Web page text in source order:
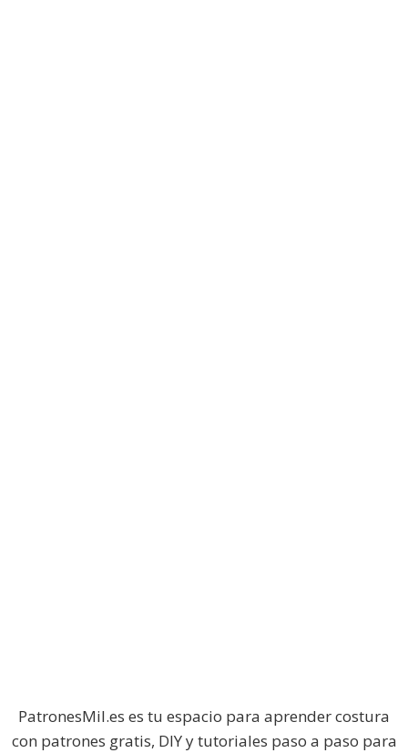
PatronesMil.es es tu espacio para aprender costura
con patrones gratis, DIY y tutoriales paso a paso para